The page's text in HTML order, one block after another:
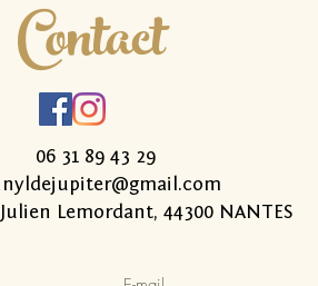
Contact
06 31 89 43 29
Lemordant, 44300 NANTES